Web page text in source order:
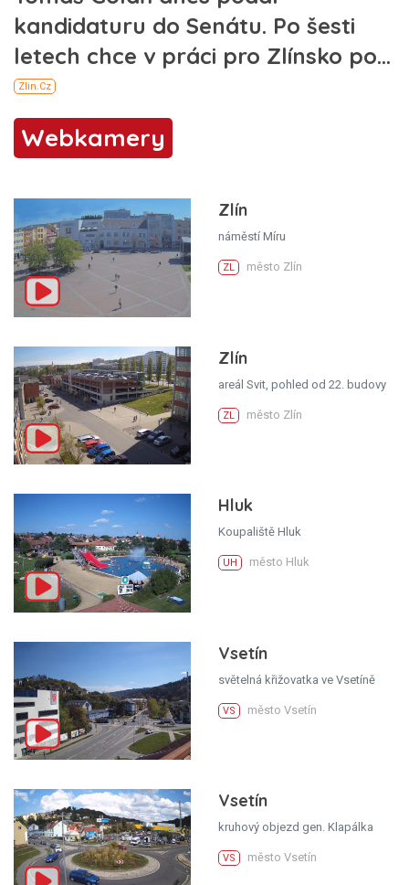
Webkamery
Zlín
náměstí Míru
ZL město Zlín
Zlín
areál Svit, pohled od 22. budovy
ZL město Zlín
Hluk
Koupaliště Hluk
UH město Hluk
Vsetín
světelná křižovatka ve Vsetíně
VS město Vsetín
Vsetín
kruhový objezd gen. Klapálka
VS město Vsetín